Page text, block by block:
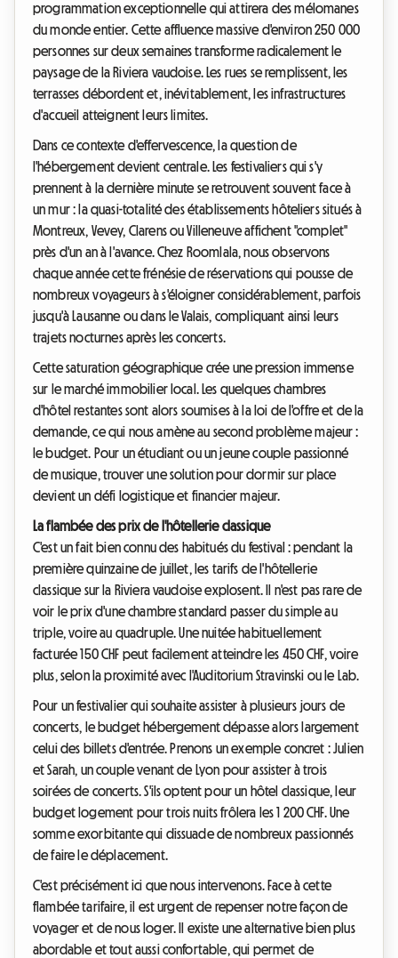
programmation exceptionnelle qui attirera des mélomanes
du monde entier. Cette affluence massive d'environ 250 000
personnes sur deux semaines transforme radicalement le
paysage de la Riviera vaudoise. Les rues se remplissent, les
terrasses débordent et, inévitablement, les infrastructures
d'accueil atteignent leurs limites.
Dans ce contexte d'effervescence, la question de
l'hébergement devient centrale. Les festivaliers qui s'y
prennent à la dernière minute se retrouvent souvent face à
un mur : la quasi-totalité des établissements hôteliers situés à
Montreux, Vevey, Clarens ou Villeneuve affichent "complet"
près d'un an à l'avance. Chez Roomlala, nous observons
chaque année cette frénésie de réservations qui pousse de
nombreux voyageurs à s'éloigner considérablement, parfois
jusqu'à Lausanne ou dans le Valais, compliquant ainsi leurs
trajets nocturnes après les concerts.
Cette saturation géographique crée une pression immense
sur le marché immobilier local. Les quelques chambres
d'hôtel restantes sont alors soumises à la loi de l'offre et de la
demande, ce qui nous amène au second problème majeur :
le budget. Pour un étudiant ou un jeune couple passionné
de musique, trouver une solution pour dormir sur place
devient un défi logistique et financier majeur.
La flambée des prix de l'hôtellerie classique
C'est un fait bien connu des habitués du festival : pendant la
première quinzaine de juillet, les tarifs de l'hôtellerie
classique sur la Riviera vaudoise explosent. Il n'est pas rare de
voir le prix d'une chambre standard passer du simple au
triple, voire au quadruple. Une nuitée habituellement
facturée 150 CHF peut facilement atteindre les 450 CHF, voire
plus, selon la proximité avec l'Auditorium Stravinski ou le Lab.
Pour un festivalier qui souhaite assister à plusieurs jours de
concerts, le budget hébergement dépasse alors largement
celui des billets d'entrée. Prenons un exemple concret : Julien
et Sarah, un couple venant de Lyon pour assister à trois
soirées de concerts. S'ils optent pour un hôtel classique, leur
budget logement pour trois nuits frôlera les 1 200 CHF. Une
somme exorbitante qui dissuade de nombreux passionnés
de faire le déplacement.
C'est précisément ici que nous intervenons. Face à cette
flambée tarifaire, il est urgent de repenser notre façon de
voyager et de nous loger. Il existe une alternative bien plus
abordable et tout aussi confortable, qui permet de